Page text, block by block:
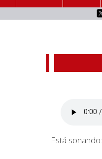
Está sonando: